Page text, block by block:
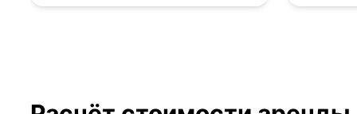
терпеливые, помогают сделать
который